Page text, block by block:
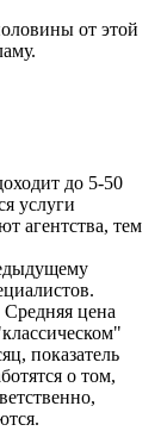
от этой
до 5-50
услуги
агентства, тем
цена
показатель
о том,